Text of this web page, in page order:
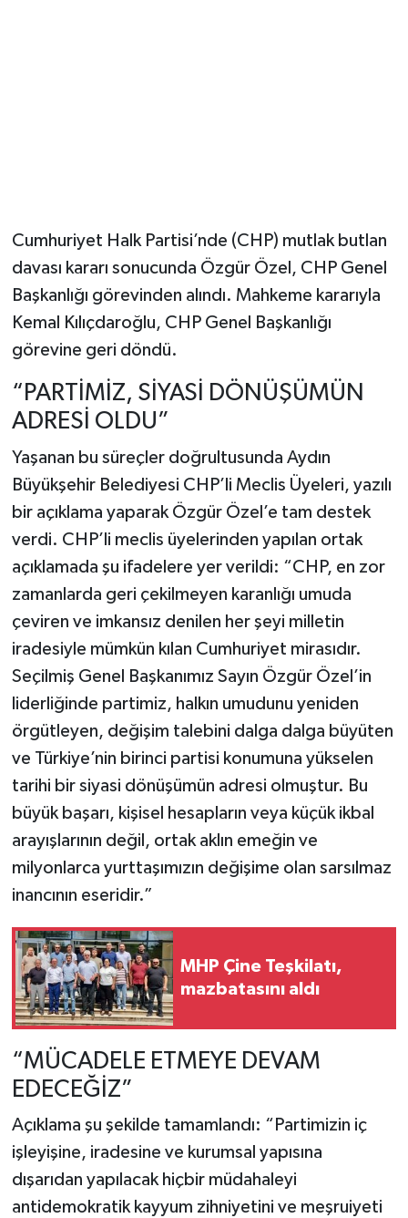
Cumhuriyet Halk Partisi’nde (CHP) mutlak butlan
davası kararı sonucunda Özgür Özel, CHP Genel
Başkanlığı görevinden alındı. Mahkeme kararıyla
Kemal Kılıçdaroğlu, CHP Genel Başkanlığı
görevine geri döndü.
“PARTİMİZ, SİYASİ DÖNÜŞÜMÜN
ADRESİ OLDU”
Yaşanan bu süreçler doğrultusunda Aydın
Büyükşehir Belediyesi CHP’li Meclis Üyeleri, yazılı
bir açıklama yaparak Özgür Özel’e tam destek
verdi. CHP’li meclis üyelerinden yapılan ortak
açıklamada şu ifadelere yer verildi: “CHP, en zor
zamanlarda geri çekilmeyen karanlığı umuda
çeviren ve imkansız denilen her şeyi milletin
iradesiyle mümkün kılan Cumhuriyet mirasıdır.
Seçilmiş Genel Başkanımız Sayın Özgür Özel’in
liderliğinde partimiz, halkın umudunu yeniden
örgütleyen, değişim talebini dalga dalga büyüten
ve Türkiye’nin birinci partisi konumuna yükselen
tarihi bir siyasi dönüşümün adresi olmuştur. Bu
büyük başarı, kişisel hesapların veya küçük ikbal
arayışlarının değil, ortak aklın emeğin ve
milyonlarca yurttaşımızın değişime olan sarsılmaz
inancının eseridir.”
MHP Çine Teşkilatı,
mazbatasını aldı
“MÜCADELE ETMEYE DEVAM
EDECEĞİZ”
Açıklama şu şekilde tamamlandı: “Partimizin iç
işleyişine, iradesine ve kurumsal yapısına
dışarıdan yapılacak hiçbir müdahaleyi
antidemokratik kayyum zihniyetini ve meşruiyeti